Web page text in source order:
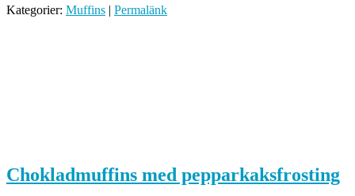
Kategorier: Muffins | Permalänk
Chokladmuffins med pepparkaksfrosting